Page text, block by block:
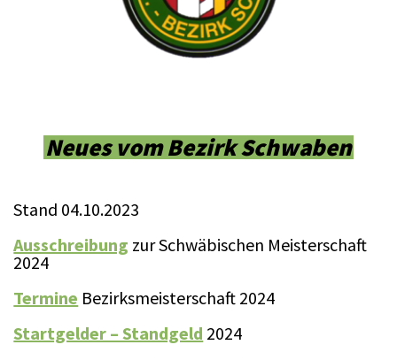
Neues vom Bezirk Schwaben
Stand 04.10.2023
Ausschreibung zur Schwäbischen Meisterschaft
2024
Termine Bezirksmeisterschaft 2024
Startgelder – Standgeld 2024